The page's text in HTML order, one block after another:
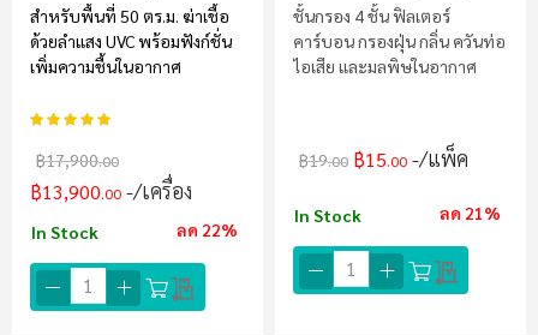
สำหรับพื้นที่ 50 ตร.ม. ฆ่าเชื้อ
ด้วยลำแสง UVC พร้อมฟังก์ชั่น
เพิ่มความชื้นในอากาศ
อันดับ:
฿17,900.00
฿13,900.00 /เครื่อง
In Stock ลด 22%
ชั้นกรอง 4 ชั้น ฟิลเตอร์
คาร์บอน กรองฝุ่น กลิ่น ควันท่อ
ไอเสีย และมลพิษในอากาศ
฿19.00 ฿15.00 /แพ็ค
In Stock ลด 21%